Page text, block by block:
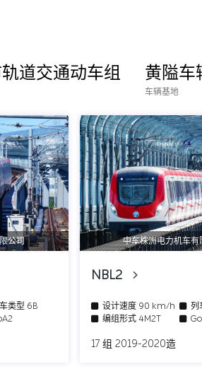
道交通动车组 黄隘车
车辆基地
公司
类型 6B
中车株洲电力机车有
NBL2
设计速度90 km/h 列
编组形式4M2T
17 组 2019-2020造